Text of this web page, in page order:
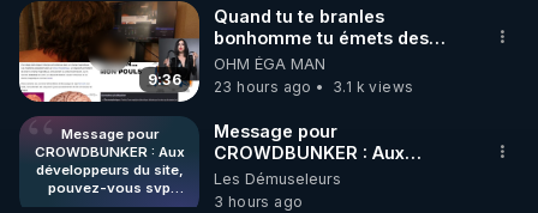
Toutes les vidéos Youtube sont aussi sur la
http://rgnr.li/odysee
🌱 LES STAGES EN PRÉSENTIEL
http://rgnr.li/stages
9:36
Quand tu te branles
bonhomme tu émets des
ondes ils ont juste omis de
t'expliquer
OHM ÉGA MAN
23 hours ago
3.1 k views
Message pour
CROWDBUNKER : Aux
développeurs du site,
pouvez-vous svp
remettre la
Message pour
CROWDBUNKER : Aux
développeurs du site,
pouvez-vous svp remettre la
Les Démuseleurs
3 hours ago